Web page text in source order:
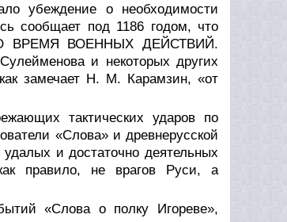
убеждение о необходимости
сообщает под 1186 годом, что
ВО ВРЕМЯ ВОЕННЫХ ДЕЙСТВИЙ.
и некоторых других
замечает Н. М. Карамзин, «от
тактических ударов по
«Слова» и древнерусской
и достаточно деятельных
правило, не врагов Руси, а
«Слова о полку Игореве»,